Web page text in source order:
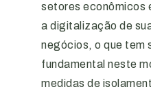
setores econômicos
a digitalização de
negócios, o que tem
fundamental neste
medidas de